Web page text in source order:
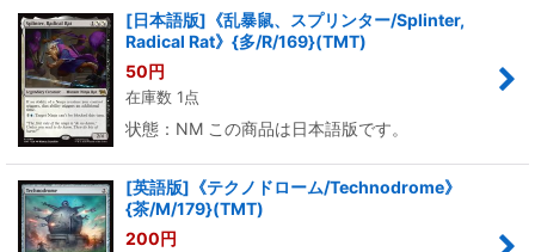
[日本語版]《乱暴鼠、スプリンター/Splinter,
Radical Rat》{多/R/169}(TMT)
50円
在庫数 1点
状態：NM この商品は日本語版です。
[英語版]《テクノドローム/Technodrome》
{茶/M/179}(TMT)
200円